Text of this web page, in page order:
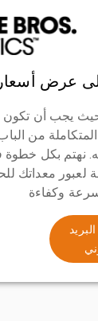
عرض أسعار
حيث يجب أن
من
نهتم بكل
لعبور معداتك
وكفاءة